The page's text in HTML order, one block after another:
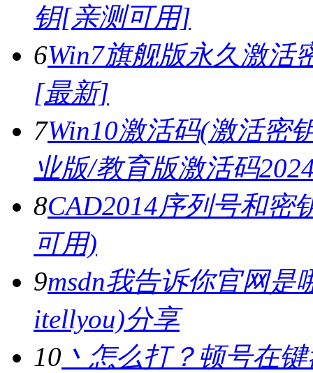
钥[亲测可用]
6Win7旗舰版永久激活
[最新]
7Win10激活码(激活密
业版/教育版激活码
8CAD2014序列号和密
可用)
9msdn我告诉你官网是
itellyou)分享
10 丶怎么打？顿号在